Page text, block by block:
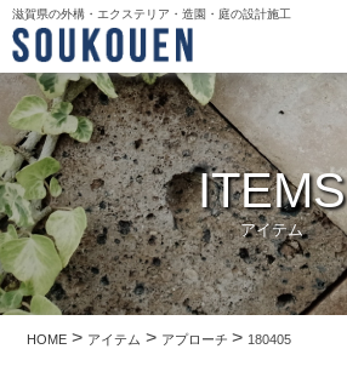
滋賀県の外構・エクステリア・造園・庭の設計施工
ITEMS
アイテム
HOME > アイテム > アプローチ> 180405